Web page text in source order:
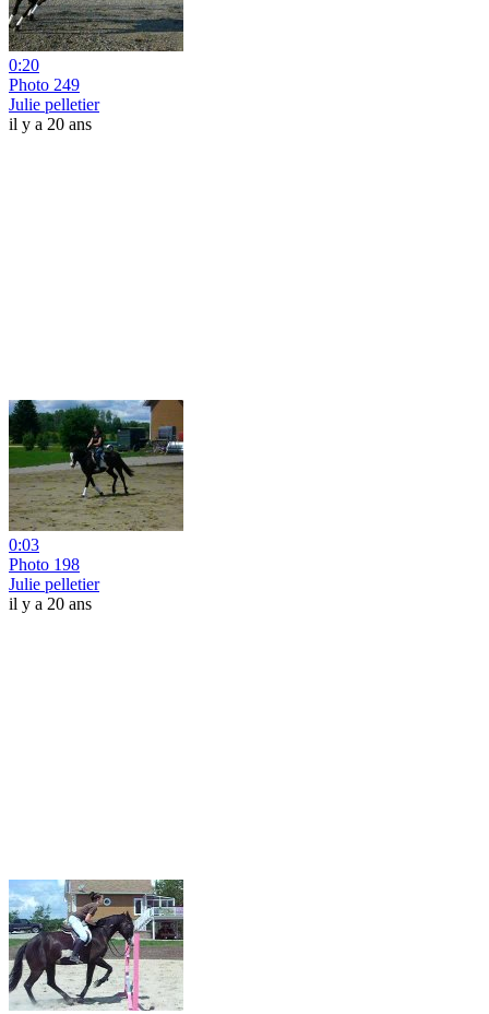
0:20
Photo 249
Julie pelletier
il y a 20 ans
0:03
Photo 198
Julie pelletier
il y a 20 ans